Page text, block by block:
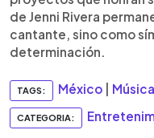
de Jenni Rivera
cantante, sino como
determinación.
TAGS: México Música
CATEGORIA: